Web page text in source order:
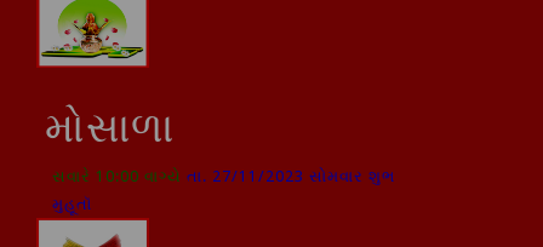
મોસાળા
સવારે 10:00 વાગ્યે તા. 27/11/2023 સોમવાર શુભ
મુહૂતૉ